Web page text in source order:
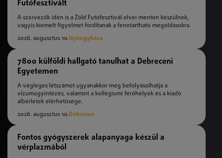
Futófesztivált
A szervezők idén is a Zöld Futófesztivál elvei mentén készülnek,
vagyis kiemelt figyelmet fordítanak a fenntartható megoldásokra.
2026. augusztus 10. Nyíregyháza
7800 külföldi hallgató tanulhat a Debreceni
Egyetemen
A végleges létszámot ugyanakkor még befolyásolhatja a
vízumügyintézés, valamint a kollégiumi férőhelyek és a kiadó
albérletek elérhetősége.
2026. augusztus 10.Debrecen
Fontos gyógyszerek alapanyaga készül a
vérplazmából